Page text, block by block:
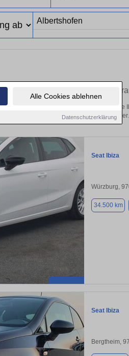
Alle Cookies ablehnen
Datenschutzerklärung
Sie in Albertshofen Ihren
Entdecken Sie
von privat und vom Händler.
Seat Ibiza
Würzburg,
34.500 km
Seat Ibiza
Bergtheim,